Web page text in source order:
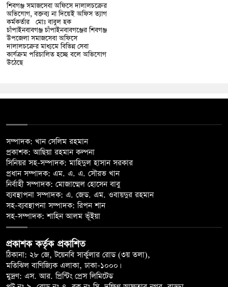
শিবগঞ্জ সমাজসেবা অফিসে দালালচক্রের
অভিযোগ, বক্তব্য না দিয়েই অফিস ত্যাগ
কর্মকর্তার মোঃ বাবুল হক
চাঁপাইনবাবগঞ্জ চাঁপাইনবাবগঞ্জের শিবগঞ্জ
উপজেলা সমাজসেবা অফিসে
দালালচক্রের মাধ্যমে বিভিন্ন সেবা
কার্যক্রম পরিচালিত হচ্ছে বলে অভিযোগ
উঠেছে
সম্পাদক: খান সেলিম রহমান
প্রকাশক: আছিয়া রহমান কল্পনা
সিনিয়র সহ-সম্পাদক: মাহিদুল হাসান সরকার
প্রধান সম্পাদক: এম. এ. এ. সৌরভ খান
নির্বাহী সম্পাদক: মোজাম্মেল হোসেন বাবু
ব্যবস্থাপনা সম্পাদক: এ. জেড. এম. ওবায়দুর রহমান
সহ-ব্যবস্থাপনা সম্পাদক: রিপন শান
সহ-সম্পাদক: শাহিন আলম ভূঁইয়া
প্রকাশক কর্তৃক প্রকাশিত
ঠিকানা: ২৮ জে, টয়েনবি সার্কুলার রোড (৩য় তলা),
মতিঝিল বাণিজ্যিক এলাকা, ঢাকা-১০০০।
মুদ্রণ: এস. আর. প্রিন্টিং প্রেস লিমিটেড